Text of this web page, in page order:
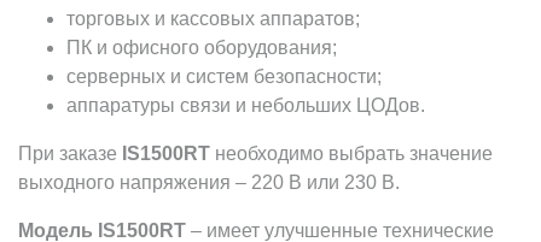
торговых и кассовых аппаратов;
ПК и офисного оборудования;
серверных и систем безопасности;
аппаратуры связи и небольших ЦОДов.
При заказе IS1500RT необходимо выбрать значение
выходного напряжения – 220 В или 230 В.
Модель IS1500RT – имеет улучшенные технические